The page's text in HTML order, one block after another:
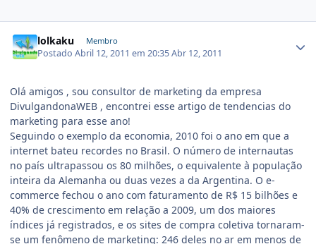
lolkaku Membro
PostadoAbril 12, 2011 em 20:35Abr 12, 2011
Olá amigos , sou consultor de marketing da empresa
DivulgandonaWEB , encontrei esse artigo de tendencias do
marketing para esse ano!
Seguindo o exemplo da economia, 2010 foi o ano em que a
internet bateu recordes no Brasil. O número de internautas
no país ultrapassou os 80 milhões, o equivalente à população
inteira da Alemanha ou duas vezes a da Argentina. O e-
commerce fechou o ano com faturamento de R$ 15 bilhões e
40% de crescimento em relação a 2009, um dos maiores
índices já registrados, e os sites de compra coletiva tornaram-
se um fenômeno de marketing: 246 deles no ar em menos de